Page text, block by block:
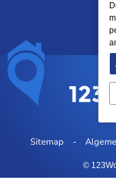
Sitemap
©